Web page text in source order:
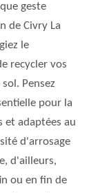
geste
de Civry La
le
recycler vos
Pensez
pour la
et adaptées au
d'arrosage
d'ailleurs,
ou en fin de